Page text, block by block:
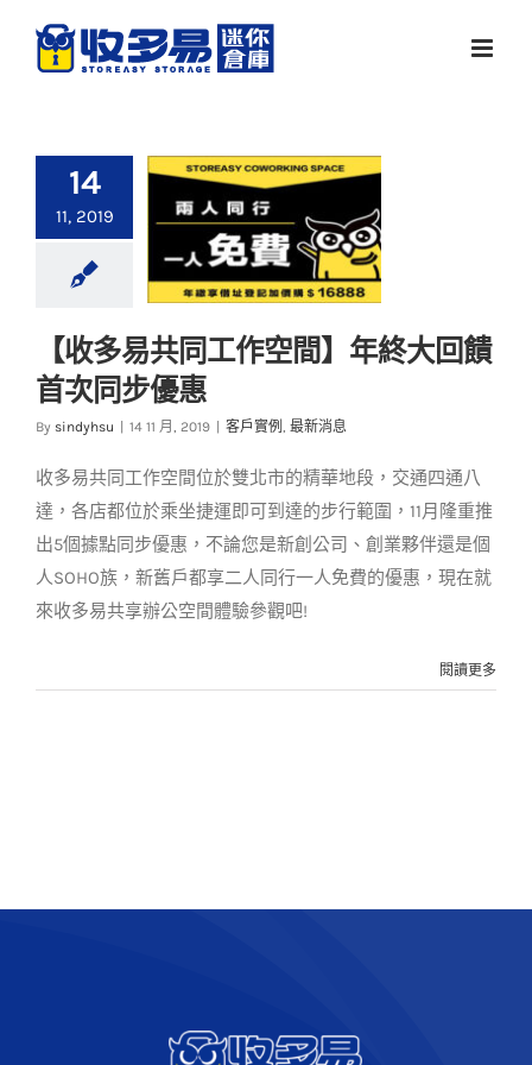
14
11, 2019
【收多易共同工作空
間】年終大回饋 首次
同步優惠
【收多易共同工作空間】年終大回饋
首次同步優惠
By sindyhsu 14 11 月, 2019 客戶實例 , 最新消息
收多易共同工作空間位於雙北市的精華地段，交通四通八
達，各店都位於乘坐捷運即可到達的步行範圍，11月隆重推
出5個據點同步優惠，不論您是新創公司、創業夥伴還是個
人SOHO族，新舊戶都享二人同行一人免費的優惠，現在就
來收多易共享辦公空間體驗參觀吧!
閱讀更多